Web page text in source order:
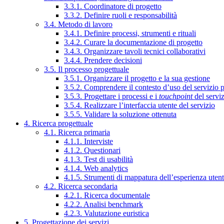
3.3.1. Coordinatore di progetto
3.3.2. Definire ruoli e responsabilità
3.4. Metodo di lavoro
3.4.1. Definire processi, strumenti e rituali
3.4.2. Curare la documentazione di progetto
3.4.3. Organizzare tavoli tecnici collaborativi
3.4.4. Prendere decisioni
3.5. Il processo progettuale
3.5.1. Organizzare il progetto e la sua gestione
3.5.2. Comprendere il contesto d’uso del servizio
3.5.3. Progettare i processi e i touchpointdel
3.5.4. Realizzare l’interfaccia utente del servizio
3.5.5. Validare la soluzione ottenuta
4. Ricerca progettuale
4.1. Ricerca primaria
4.1.1. Interviste
4.1.2. Questionari
4.1.3. Test di usabilità
4.1.4. Web analytics
4.1.5. Strumenti di mappatura dell’esperienza
4.2. Ricerca secondaria
4.2.1. Ricerca documentale
4.2.2. Analisi benchmark
4.2.3. Valutazione euristica
5. Progettazione dei servizi